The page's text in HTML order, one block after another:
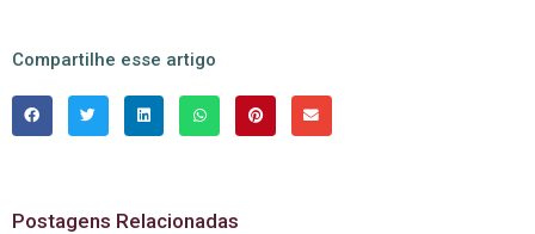
Compartilhe esse artigo
Postagens Relacionadas